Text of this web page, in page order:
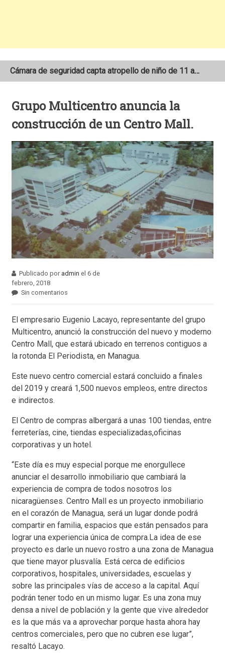
Cámara de seguridad capta atropello de niño de 11 años en el sector Las 3M de Matagalpa
Grupo Multicentro anuncia la
construcción de un Centro Mall.
Publicado por admin el 6 de
febrero, 2018
Sin comentarios
El empresario Eugenio Lacayo, representante del grupo
Multicentro, anunció la construcción del nuevo y moderno
Centro Mall, que estará ubicado en terrenos contiguos a
la rotonda El Periodista, en Managua.
Este nuevo centro comercial estará concluido a finales
del 2019 y creará 1,500 nuevos empleos, entre directos
e indirectos.
El Centro de compras albergará a unas 100 tiendas, entre
ferreterías, cine, tiendas especializadas,oficinas
corporativas y un hotel.
“Este día es muy especial porque me enorgullece
anunciar el desarrollo inmobiliario que cambiará la
experiencia de compra de todos nosotros los
nicaragüenses. Centro Mall es un proyecto inmobiliario
en el corazón de Managua, será un lugar donde podrá
compartir en familia, espacios que están pensados para
lograr una experiencia única de compra.La idea de ese
proyecto es darle un nuevo rostro a una zona de Managua
que tiene mayor plusvalía. Está cerca de edificios
corporativos, hospitales, universidades, escuelas y
sobre las principales vías de acceso a la capital. Aquí
podrán tener todo en un mismo lugar. Es una zona muy
densa a nivel de población y la gente que vive alrededor
es la que más va a aprovechar porque hasta ahora hay
centros comerciales, pero que no cubren ese lugar”,
resaltó Lacayo.